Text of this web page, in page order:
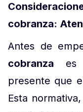
cobranza:
Antes de
cobranza es
presente que
Esta